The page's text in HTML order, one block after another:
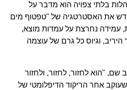
בלתי צפויה הוא מדבר על
את האסטרטגיה של "טפטוף מים
עמידה נחרצת על עמדות מוצא,
וגיוס כל גרם של עוצמה
שם, "הוא לחזור, לחזור, ולחזור
אחר הריקוד הדיפלומטי של